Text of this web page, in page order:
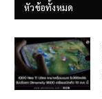
หัวข้อทั้งหมด